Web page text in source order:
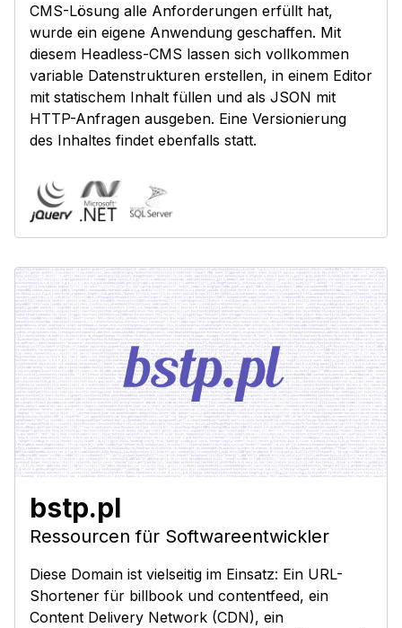
CMS-Lösung alle Anforderungen erfüllt hat,
wurde ein eigene Anwendung geschaffen. Mit
diesem Headless-CMS lassen sich vollkommen
variable Datenstrukturen erstellen, in einem Editor
mit statischem Inhalt füllen und als JSON mit
HTTP-Anfragen ausgeben. Eine Versionierung
des Inhaltes findet ebenfalls statt.
bstp.pl
Ressourcen für Softwareentwickler
Diese Domain ist vielseitig im Einsatz: Ein URL-
Shortener für billbook und contentfeed, ein
Content Delivery Network (CDN), ein